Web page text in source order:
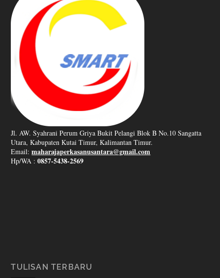
Jl. AW. Syahrani Perum Griya Bukit Pelangi Blok B No.10 Sangatta
Utara, Kabupaten Kutai Timur, Kalimantan Timur.
Email:maharajaperkasanusantara@gmail.com
Hp/WA :0857-5438-2569
TULISAN TERBARU